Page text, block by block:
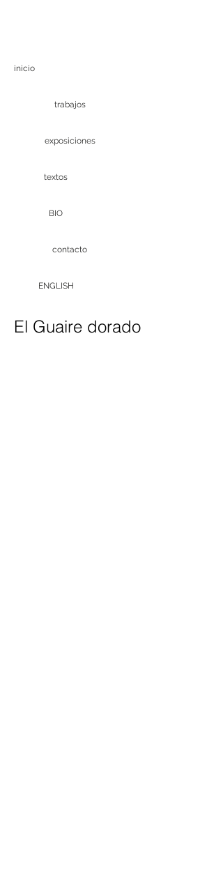
inicio
trabajos
exposiciones
textos
BIO
contacto
ENGLISH
El Guaire dorado